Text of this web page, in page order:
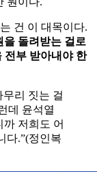
건 이 대목이다.
을 돌려받는 걸로
전부 받아내야 한
리 짓는 걸
데 윤석열
저희도 어
다.”(정인복